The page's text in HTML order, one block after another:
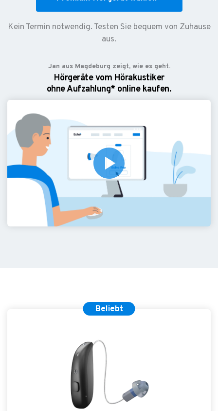
Kein Termin notwendig. Testen Sie bequem von Zuhause
aus.
Jan aus Magdeburg zeigt, wie es geht.
Hörgeräte vom Hörakustiker
ohne Aufzahlung* online kaufen.
Beliebt